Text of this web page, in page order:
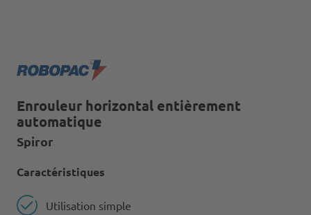
Enrouleur horizontal entièrement
automatique
Spiror
Caractéristiques
Utilisation simple